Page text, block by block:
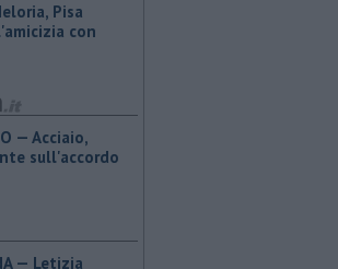
Pisa
con
— Acciaio,
sull'accordo
— ​Letizia